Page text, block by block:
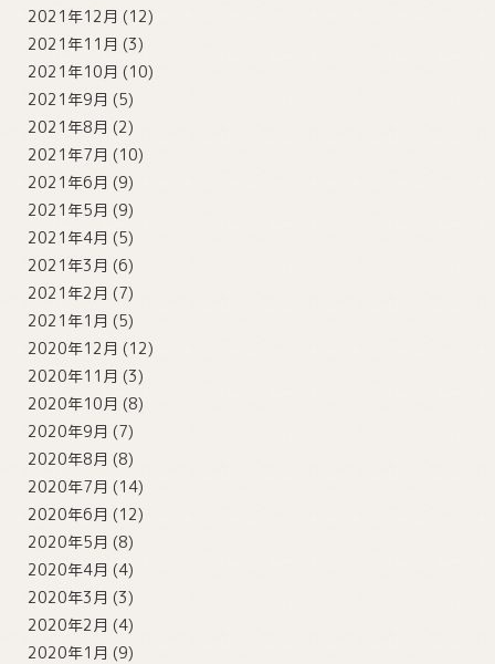
2021年12月 (12)
2021年11月 (3)
2021年10月 (10)
2021年9月 (5)
2021年8月 (2)
2021年7月 (10)
2021年6月 (9)
2021年5月 (9)
2021年4月 (5)
2021年3月 (6)
2021年2月 (7)
2021年1月 (5)
2020年12月 (12)
2020年11月 (3)
2020年10月 (8)
2020年9月 (7)
2020年8月 (8)
2020年7月 (14)
2020年6月 (12)
2020年5月 (8)
2020年4月 (4)
2020年3月 (3)
2020年2月 (4)
2020年1月 (9)